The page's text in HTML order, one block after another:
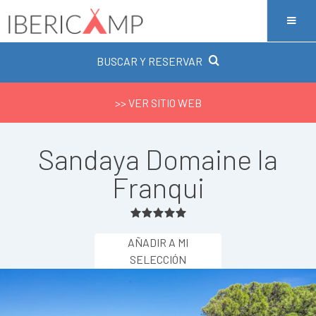
BUSCAR Y RESERVAR
>> VER SITIO WEB
Sandaya Domaine la
Franqui
AÑADIR A MI
SELECCIÓN